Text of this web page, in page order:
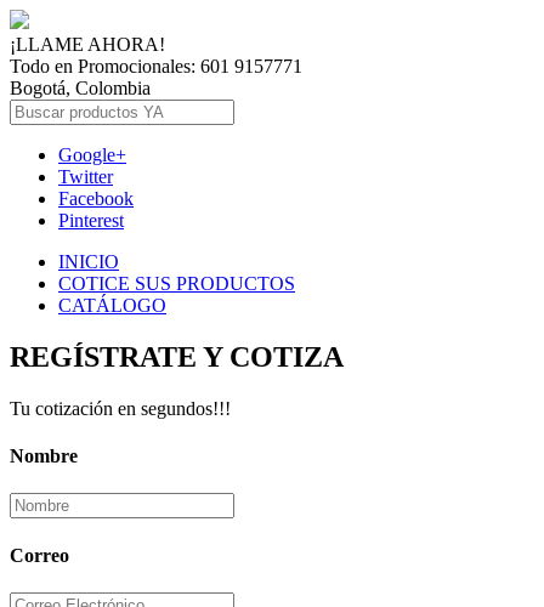
¡LLAME AHORA!
Todo en Promocionales: 601 9157771
Bogotá, Colombia
Google+
Twitter
Facebook
Pinterest
INICIO
COTICE SUS PRODUCTOS
CATÁLOGO
REGÍSTRATE Y COTIZA
Tu cotización en segundos!!!
Nombre
Correo